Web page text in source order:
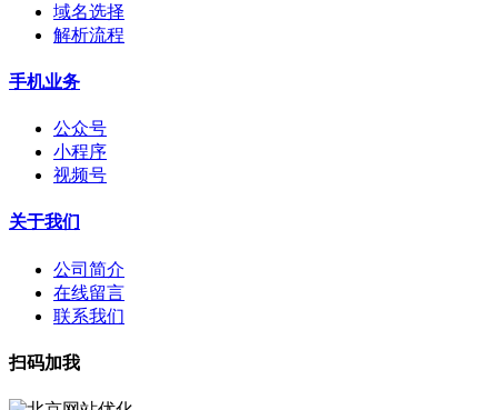
域名选择
解析流程
手机业务
公众号
小程序
视频号
关于我们
公司简介
在线留言
联系我们
扫码加我